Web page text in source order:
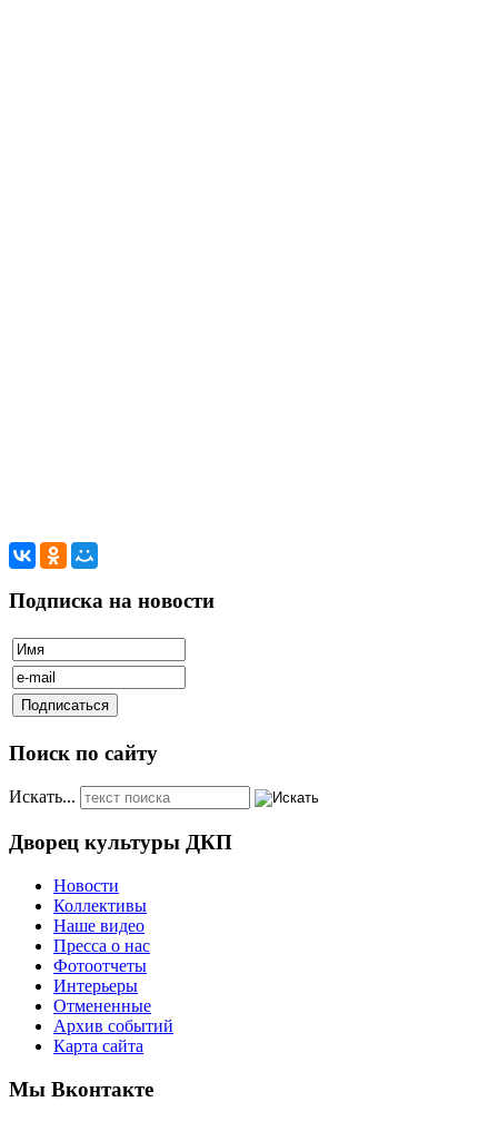
Подписка на новости
Поиск по сайту
Искать...
Дворец культуры ДКП
Новости
Коллективы
Наше видео
Пресса о нас
Фотоотчеты
Интерьеры
Отмененные
Архив событий
Карта сайта
Мы Вконтакте